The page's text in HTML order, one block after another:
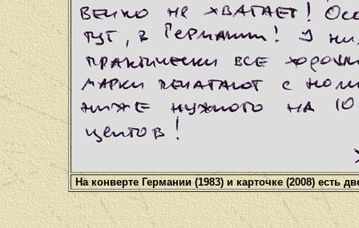
На конверте Германии (1983) и карточке (2008)